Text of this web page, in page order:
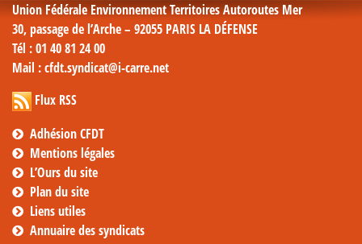
Union Fédérale Environnement Territoires Autoroutes Mer
30, passage de l’Arche – 92055 PARIS LA DÉFENSE
Tél : 01 40 81 24 00
Mail : cfdt.syndicat@i-carre.net
Flux RSS
Adhésion CFDT
Mentions légales
L’Ours du site
Plan du site
Liens utiles
Annuaire des syndicats